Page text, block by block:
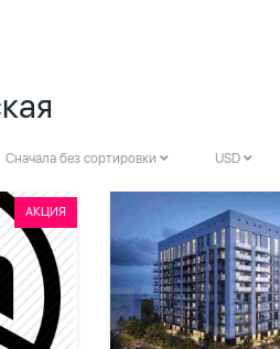
Сначала без сортировки USD
АКЦИЯ